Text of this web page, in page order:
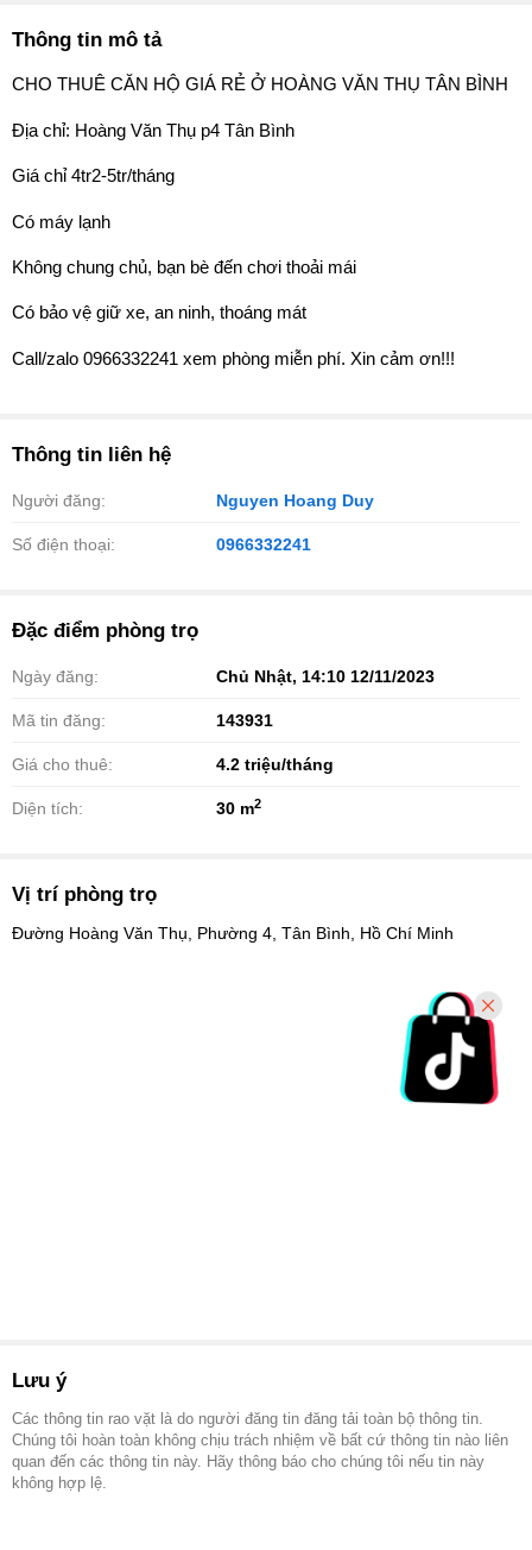
Thông tin mô tả
CHO THUÊ CĂN HỘ GIÁ RẺ Ở HOÀNG VĂN THỤ TÂN BÌNH
Địa chỉ: Hoàng Văn Thụ p4 Tân Bình
Giá chỉ 4tr2-5tr/tháng
Có máy lạnh
Không chung chủ, bạn bè đến chơi thoải mái
Có bảo vệ giữ xe, an ninh, thoáng mát
Call/zalo 0966332241 xem phòng miễn phí. Xin cảm ơn!!!
Thông tin liên hệ
Người đăng: Nguyen Hoang Duy
Số điện thoại: 0966332241
Đặc điểm phòng trọ
Ngày đăng: Chủ Nhật, 14:10 12/11/2023
Mã tin đăng: 143931
Giá cho thuê: 4.2 triệu/tháng
Diện tích: 30 m2
Vị trí phòng trọ
Đường Hoàng Văn Thụ, Phường 4, Tân Bình, Hồ Chí Minh
Lưu ý
Các thông tin rao vặt là do người đăng tin đăng tải toàn bộ thông tin.
Chúng tôi hoàn toàn không chịu trách nhiệm về bất cứ thông tin nào liên
quan đến các thông tin này. Hãy thông báo cho chúng tôi nếu tin này
không hợp lệ.